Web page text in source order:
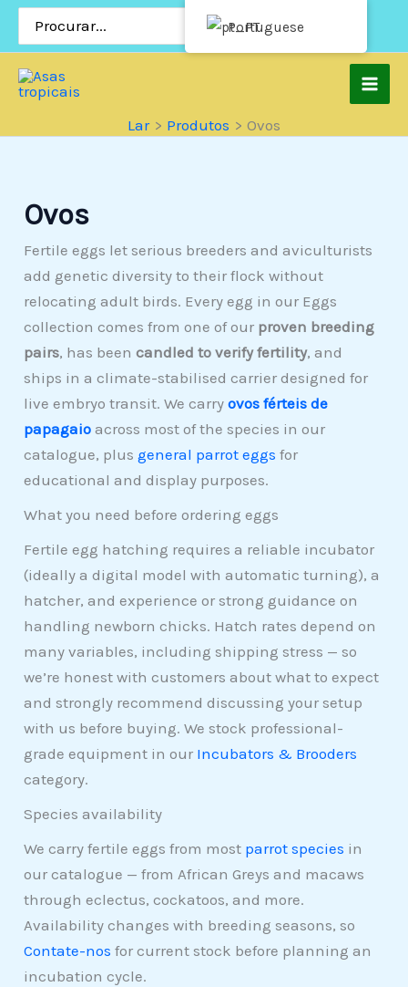
Pular
conteúdo
Lar Produtos Ovos
Ovos
Fertile eggs let serious breeders and aviculturists
add genetic diversity to their flock without
relocating adult birds. Every egg in our Eggs
collection comes from one of our proven breeding
pairs, has beencandled to verify fertility, and
ships in a climate-stabilised carrier designed for
live embryo transit. We carryovos férteis de
papagaio across most of the species in our
catalogue, plusgeneral parrot eggs for
educational and display purposes.
What you need before ordering eggs
Fertile egg hatching requires a reliable incubator
(ideally a digital model with automatic turning), a
hatcher, and experience or strong guidance on
handling newborn chicks. Hatch rates depend on
many variables, including shipping stress — so
we’re honest with customers about what to expect
and strongly recommend discussing your setup
with us before buying. We stock professional-
grade equipment in our Incubators & Brooders
category.
Species availability
We carry fertile eggs from most parrot species in
our catalogue — from African Greys and macaws
through eclectus, cockatoos, and more.
Availability changes with breeding seasons, so
Contate-nos for current stock before planning an
incubation cycle.
Portuguese